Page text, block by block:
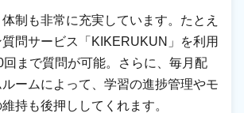
制も非常に充実しています。たとえ
問サービス「KIKERUKUN」を利用
まで質問が可能。さらに、毎月配
ームによって、学習の進捗管理やモ
持も後押ししてくれます。